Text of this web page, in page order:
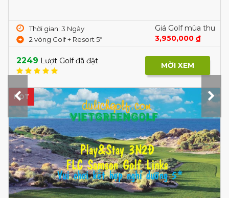
Thời gian: 3 Ngày
2 vòng Golf + Resort 5*
Giá Golf mùa thu
3,950,000 ₫
2249 Lượt Golf đã đặt MỜI XEM
HOT